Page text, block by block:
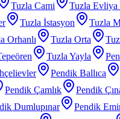
Tuzla Cami Tuzla Evliya
Tuzla İstasyon Tuzla
Orhanlı Tuzla Orta
Tuzla Yayla
Pendik Ballıca
Pendik Çamlık
Pendik
Dumlupınar Pendik